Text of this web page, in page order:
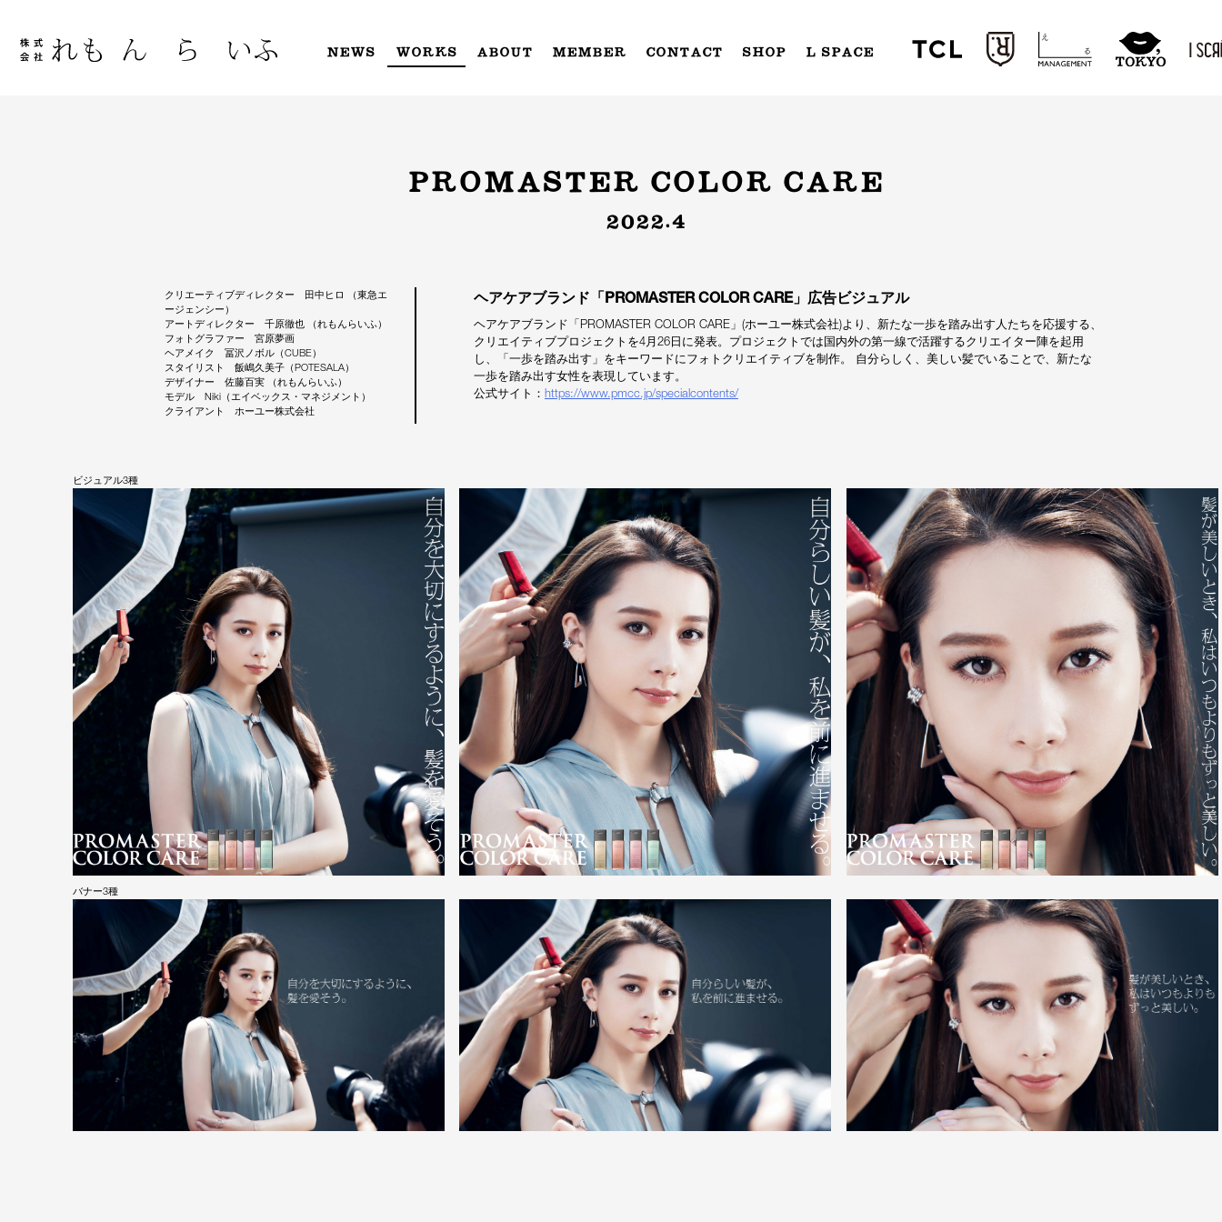
content
NEWS WORKS ABOUT MEMBER CONTACT SHOP L SPACE
PROMASTER COLOR CARE
2022.4
クリエーティブディレクター 田中ヒロ （東急エ
ージェンシー）
アートディレクター 千原徹也 （れもんらいふ）
フォトグラファー 宮原夢画
ヘアメイク 冨沢ノボル（CUBE）
スタイリスト 飯嶋久美子（POTESALA）
デザイナー 佐藤百実 （れもんらいふ）
モデル Niki（エイベックス・マネジメント）
クライアント ホーユー株式会社
ヘアケアブランド「PROMASTER COLOR CARE」広告ビジュアル
ヘアケアブランド「PROMASTER COLOR CARE」(ホーユー株式会社)より、新たな一歩を踏み出す人たちを応援する、
クリエイティブプロジェクトを4月26日に発表。プロジェクトでは国内外の第一線で活躍するクリエイター陣を起用
し、「一歩を踏み出す」をキーワードにフォトクリエイティブを制作。 自分らしく、美しい髪でいることで、新たな
一歩を踏み出す女性を表現しています。
公式サイト： https://www.pmcc.jp/specialcontents/
ビジュアル3種
バナー3種